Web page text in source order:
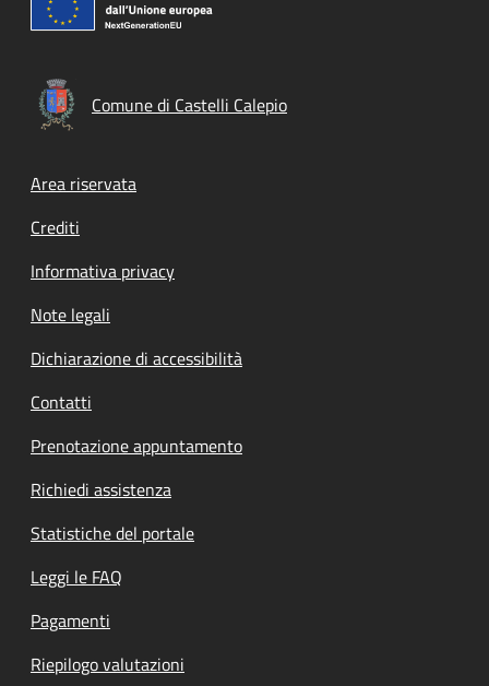
Comune di Castelli Calepio
Footer menu
Area riservata
Crediti
Informativa privacy
Note legali
Dichiarazione di accessibilità
Contatti
Prenotazione appuntamento
Richiedi assistenza
Statistiche del portale
Leggi le FAQ
Pagamenti
Riepilogo valutazioni